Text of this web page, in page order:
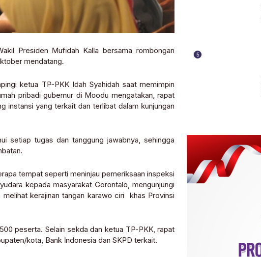
Presiden Mufidah Kalla bersama rombongan
mendatang.
ketua TP-PKK Idah Syahidah saat memimpin
pribadi gubernur di Moodu mengatakan, rapat
instansi yang terkait dan terlibat dalam kunjungan
setiap tugas dan tanggung jawabnya, sehingga
tempat seperti meninjau pemeriksaan inspeksi
kepada masyarakat Gorontalo, mengunjungi
kerajinan tangan karawo ciri khas Provinsi
peserta. Selain sekda dan ketua TP-PKK, rapat
kota, Bank Indonesia dan SKPD terkait.
5